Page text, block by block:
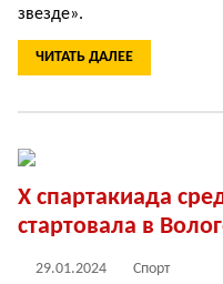
звезде».
ЧИТАТЬ ДАЛЕЕ
Х спартакиада
стартовала в
29.01.2024 Спорт